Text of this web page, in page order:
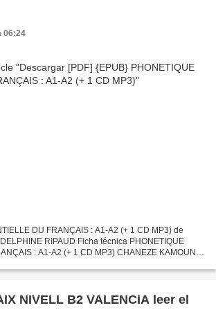
06:24
DU FRANÇAIS : A1-A2 (+ 1 CD MP3) de
RIPAUD Ficha técnica PHONETIQUE
: A1-A2 (+ 1 CD MP3) CHANEZE KAMOUN,
NIVELL B2 VALENCIA leer el